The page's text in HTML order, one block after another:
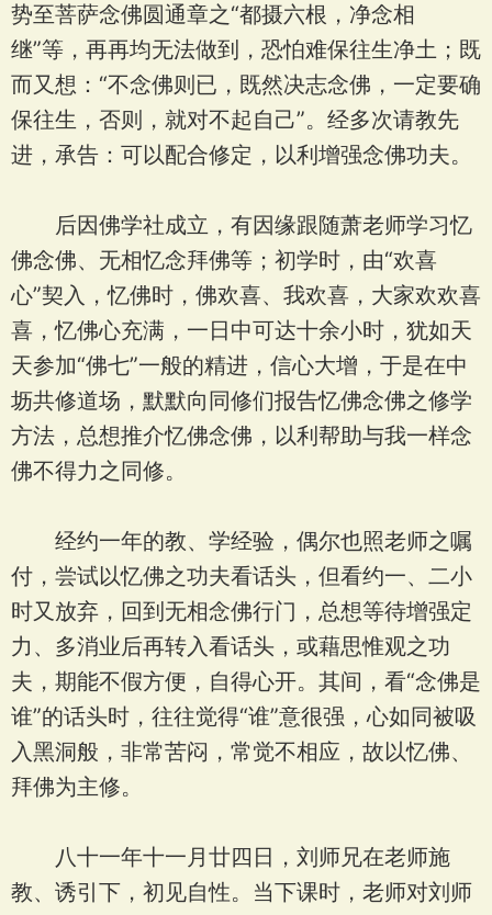
势至菩萨念佛圆通章之“都摄六根，净念相
继”等，再再均无法做到，恐怕难保往生净土；既
而又想：“不念佛则已，既然决志念佛，一定要确
保往生，否则，就对不起自己”。经多次请教先
进，承告：可以配合修定，以利增强念佛功夫。
后因佛学社成立，有因缘跟随萧老师学习忆
佛念佛、无相忆念拜佛等；初学时，由“欢喜
心”契入，忆佛时，佛欢喜、我欢喜，大家欢欢喜
喜，忆佛心充满，一日中可达十余小时，犹如天
天参加“佛七”一般的精进，信心大增，于是在中
坜共修道场，默默向同修们报告忆佛念佛之修学
方法，总想推介忆佛念佛，以利帮助与我一样念
佛不得力之同修。
经约一年的教、学经验，偶尔也照老师之嘱
付，尝试以忆佛之功夫看话头，但看约一、二小
时又放弃，回到无相念佛行门，总想等待增强定
力、多消业后再转入看话头，或藉思惟观之功
夫，期能不假方便，自得心开。其间，看“念佛是
谁”的话头时，往往觉得“谁”意很强，心如同被吸
入黑洞般，非常苦闷，常觉不相应，故以忆佛、
拜佛为主修。
八十一年十一月廿四日，刘师兄在老师施
教、诱引下，初见自性。当下课时，老师对刘师